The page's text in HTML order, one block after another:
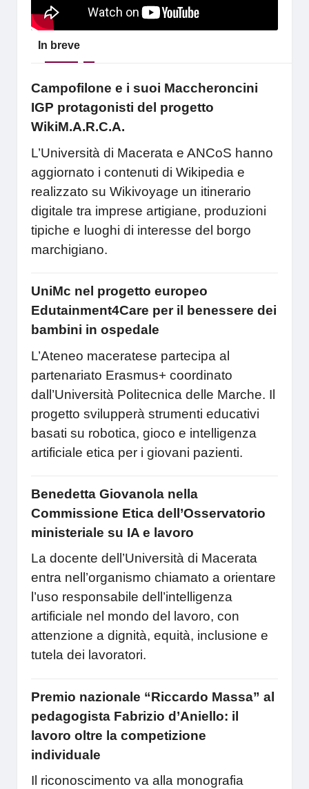
In breve
Campofilone e i suoi Maccheroncini
IGP protagonisti del progetto
WikiM.A.R.C.A.
L’Università di Macerata e ANCoS hanno
aggiornato i contenuti di Wikipedia e
realizzato su Wikivoyage un itinerario
digitale tra imprese artigiane, produzioni
tipiche e luoghi di interesse del borgo
marchigiano.
UniMc nel progetto europeo
Edutainment4Care per il benessere dei
bambini in ospedale
L’Ateneo maceratese partecipa al
partenariato Erasmus+ coordinato
dall’Università Politecnica delle Marche. Il
progetto svilupperà strumenti educativi
basati su robotica, gioco e intelligenza
artificiale etica per i giovani pazienti.
Benedetta Giovanola nella
Commissione Etica dell’Osservatorio
ministeriale su IA e lavoro
La docente dell’Università di Macerata
entra nell’organismo chiamato a orientare
l’uso responsabile dell’intelligenza
artificiale nel mondo del lavoro, con
attenzione a dignità, equità, inclusione e
tutela dei lavoratori.
Premio nazionale “Riccardo Massa” al
pedagogista Fabrizio d’Aniello: il
lavoro oltre la competizione
individuale
Il riconoscimento va alla monografia